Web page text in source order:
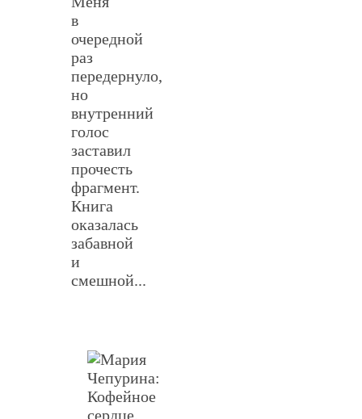
в
очередной
раз
передернуло,
но
внутренний
голос
заставил
прочесть
фрагмент.
Книга
оказалась
забавной
и
смешной...